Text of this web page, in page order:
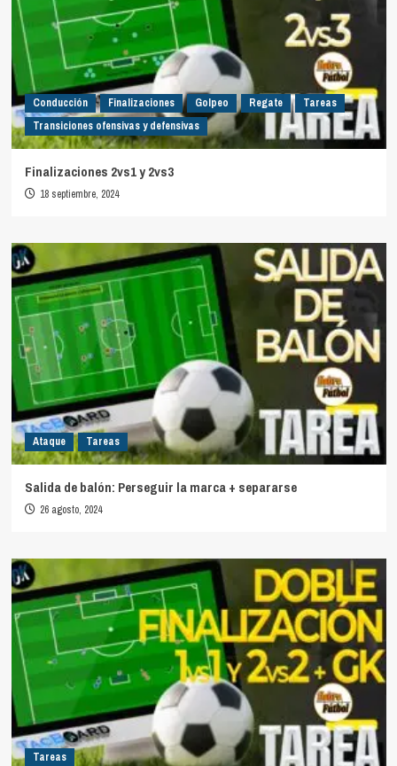
Conducción Finalizaciones Golpeo Regate
Tareas
Transiciones ofensivas y defensivas
Finalizaciones 2vs1 y 2vs3
18 septiembre, 2024
Ataque Tareas
Salida de balón: Perseguir la marca + separarse
26 agosto, 2024
Tareas